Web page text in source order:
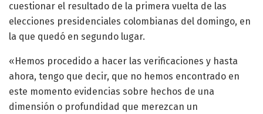
cuestionar el resultado de la primera vuelta de las
elecciones presidenciales colombianas del domingo, en
la que quedó en segundo lugar.
«Hemos procedido a hacer las verificaciones y hasta
ahora, tengo que decir, que no hemos encontrado en
este momento evidencias sobre hechos de una
dimensión o profundidad que merezcan un